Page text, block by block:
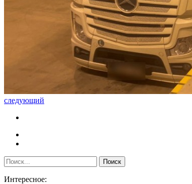
следующий
Интересное: